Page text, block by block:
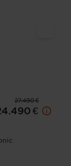
27.490 €
€